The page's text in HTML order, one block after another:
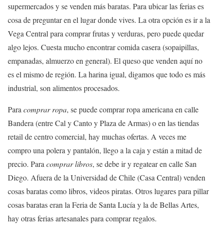
supermercados y se venden más baratas. Para ubicar las ferias es
cosa de preguntar en el lugar donde vives. La otra opción es ir a la
Vega Central para comprar frutas y verduras, pero puede quedar
algo lejos. Cuesta mucho encontrar comida casera (sopaipillas,
empanadas, almuerzo en general). El queso que venden aquí no
es el mismo de región. La harina igual, digamos que todo es más
industrial, son alimentos procesados.
Paracomprar ropa, se puede comprar ropa americana en calle
Bandera (entre Cal y Canto y Plaza de Armas) o en las tiendas
retail de centro comercial, hay muchas ofertas. A veces me
compro una polera y pantalón, llego a la caja y están a mitad de
precio. Paracomprar libros, se debe ir y regatear en calle San
Diego. Afuera de la Universidad de Chile (Casa Central) venden
cosas baratas como libros, videos piratas. Otros lugares para pillar
cosas baratas eran la Feria de Santa Lucía y la de Bellas Artes,
hay otras ferias artesanales para comprar regalos.